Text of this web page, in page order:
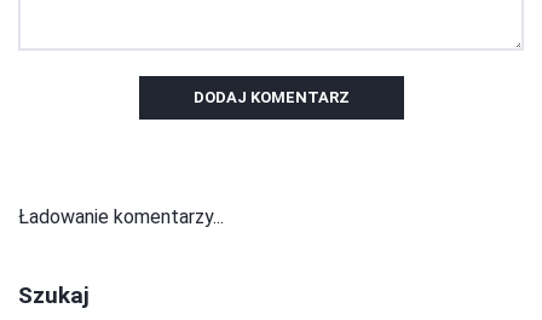
DODAJ KOMENTARZ
Ładowanie komentarzy...
Szukaj